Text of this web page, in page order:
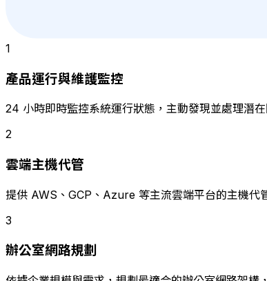
1
產品運行與維護監控
24 小時即時監控系統運行狀態，主動發現並處理潛
2
雲端主機代管
提供 AWS、GCP、Azure 等主流雲端平台的主機代
3
辦公室網路規劃